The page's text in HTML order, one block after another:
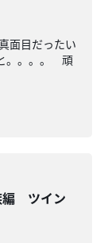
面目だったい
。。。。 頑
編 ツイン